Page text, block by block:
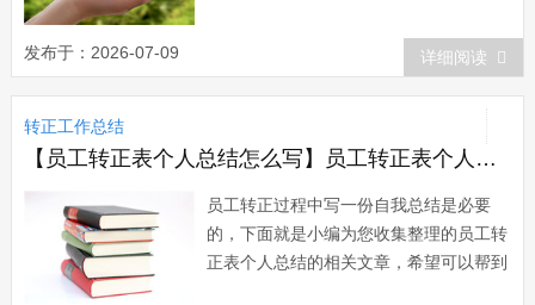
审视自己。 成为一名中国共产党党员是
我人生理想与信念的最大追求。入党作为
我学习、工作和生活的一种志向，作为自
己实现人生价值取向与理想信念的目标，
是一项无比...
发布于：2026-07-09 详细阅读
转正工作总结
【员工转正表个人总结怎么写】员工转正表个人总结
员工转正过程中写一份自我总结是必要
的，下面就是小编为您收集整理的员工转
正表个人总结的相关文章，希望可以帮到